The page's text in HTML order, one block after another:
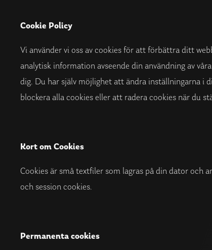
Cookie Policy
Vi använder vi oss av cookies för att förbättra ditt
analytisk information avseende din användning av
dig. Du har själv möjlighet att ändra inställningarna i
blockera alla cookies eller att radera cookies när du
Kort om Cookies
Cookies är små textfiler som lagras på din dator och
och session cookies.
Permanenta cookies